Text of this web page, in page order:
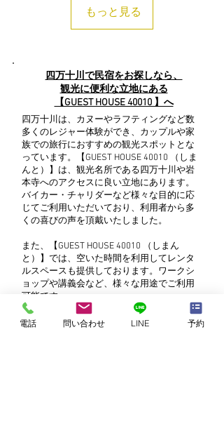
もっと見る
四万十川で民宿をお探しなら、
観光に便利な立地にある
【GUEST HOUSE 40010 】へ
四万十川は、カヌーやラフティングなど数
多くのレジャー体験ができ、カップルや家
族での旅行におすすめの観光スポットとな
っています。【GUEST HOUSE 40010 （しま
んと）】は、観光名所である四万十川や岩
本寺へのアクセスに良い立地にあります。
バイカー・チャリダーなど様々な目的に応
じてご利用いただいており、利用者から多
くの喜びの声を頂戴いたしました。
また、【GUEST HOUSE 40010 （しまん
と）】では、空いた時間を利用してレンタ
ルスペースも提供しております。ワークシ
ョップや講義会など、様々な用途でご利用
可能です。
ご興味がありましたら、ぜひお気軽に
【GUEST HOUSE 40010 （しまんと）】へお
電話 問い合わせ LINE 予約